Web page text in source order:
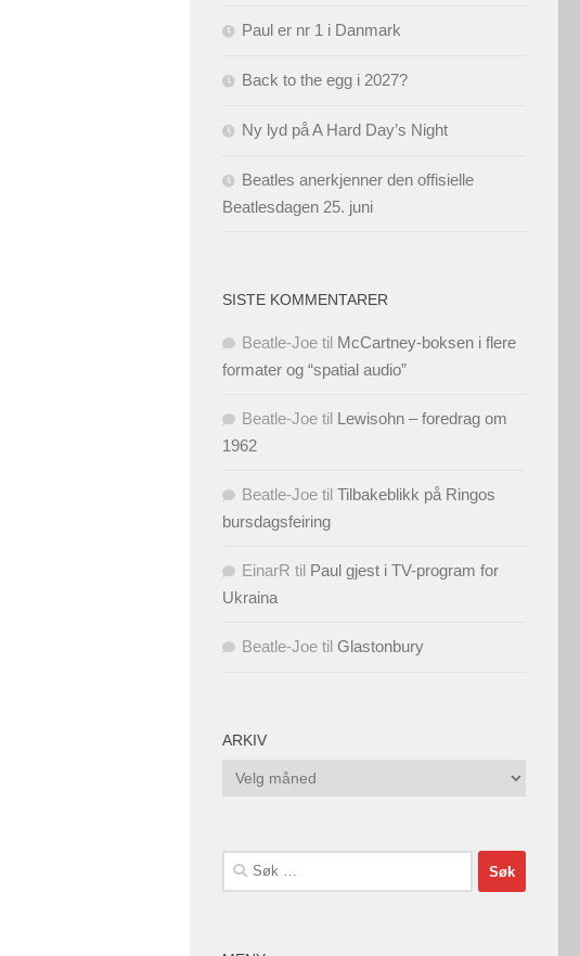
Paul er nr 1 i Danmark
Back to the egg i 2027?
Ny lyd på A Hard Day’s Night
Beatles anerkjenner den offisielle
Beatlesdagen 25. juni
SISTE KOMMENTARER
Beatle-Joe til McCartney-boksen i flere
formater og “spatial audio”
Beatle-Joe til Lewisohn – foredrag om
1962
Beatle-Joe til Tilbakeblikk på Ringos
bursdagsfeiring
EinarR til Paul gjest i TV-program for
Ukraina
Beatle-Joe til Glastonbury
ARKIV
Arkiv
Søk
etter: